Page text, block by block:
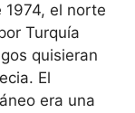
1974, el norte
Turquía
quisieran
El
era una